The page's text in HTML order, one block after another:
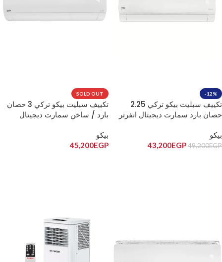
-12%
تكييف سبليت بيكو تركي 2.25
حصان بارد سمارت ديجيتال انفرتر
بيكو
49,200EGP
43,200EGP
SOLD OUT
تكييف سبليت بيكو تركي 3 حصان
بارد / ساخن سمارت ديجيتال
بيكو
45,200EGP